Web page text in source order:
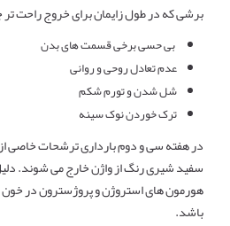
برشی که در طول زایمان برای خروج راحت
بی حسی برخی قسمت های بدن
عدم تعادل روحی و روانی
شل شدن و تورم شکم
ترک خوردن نوک سینه
در هفته سی و دوم بارداری ترشحات خاصی
سفید شیری رنگ از واژن خارج می شوند.
هورمون های استروژن و پروژسترون در
باشد.